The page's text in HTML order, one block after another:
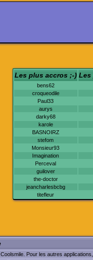
Les plus accros ;-) Les
bens62
croqueodile
Paul33
aurys
darky68
karole
BASNOIRZ
stefom
Monsieur93
Imagination
Perceval
guilover
the-doctor
jeancharlesbcbg
titefleur
Pour les autres applications,